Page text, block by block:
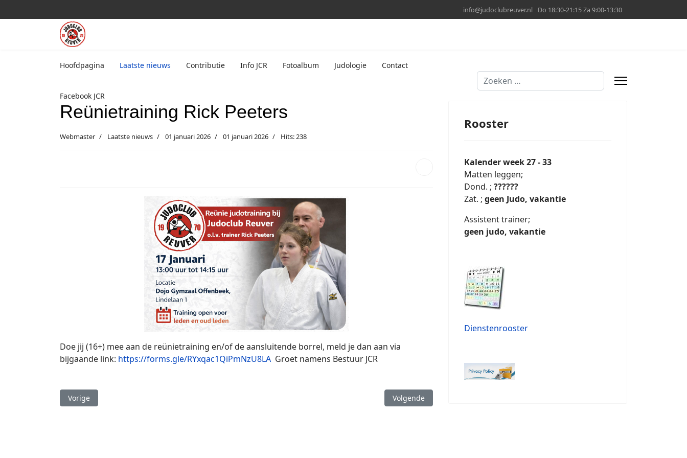
info@judoclubreuver.nl Do 18:30-21:15 Za 9:00-13:30
Hoofdpagina Laatste nieuws Contributie Info JCR Fotoalbum Judologie Contact
Facebook JCR
Zoeken
Reünietraining Rick Peeters
Webmaster Laatste nieuws 01 januari 2026 01 januari 2026 Hits: 238
Doe jij (16+) mee aan de reünietraining en/of de aansluitende borrel, meld je dan aan via
bijgaande link: https://forms.gle/RYxqac1QiPmNzU8LA Groet namens Bestuur JCR
Vorig artikel: Judotraining Fenne Peeters
Vorige Volgende artikel: Prettige feestdagen
Volgende
Rooster
Kalender week 27 - 33
Matten leggen;
Dond. ; ??????
Zat. ; geen Judo, vakantie
Assistent trainer;
geen judo, vakantie
Dienstenrooster